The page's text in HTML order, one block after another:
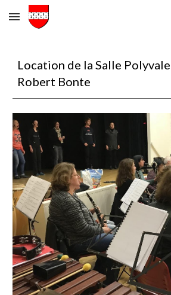
Skip to main content
Location de la Salle
Robert Bonte